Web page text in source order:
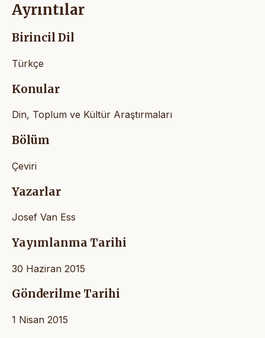
Ayrıntılar
Birincil Dil
Türkçe
Konular
Din, Toplum ve Kültür Araştırmaları
Bölüm
Çeviri
Yazarlar
Josef Van Ess
Yayımlanma Tarihi
30 Haziran 2015
Gönderilme Tarihi
1 Nisan 2015